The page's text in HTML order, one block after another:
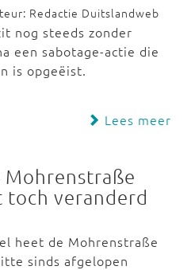
Redactie Duitslandweb
nog steeds zonder
een sabotage-actie die
is opgeëist.
Lees meer
Mohrenstraße
toch veranderd
heet de Mohrenstraße
sinds afgelopen